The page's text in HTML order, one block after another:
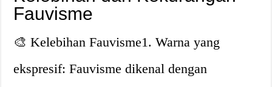
Fauvisme
🎨 Kelebihan Fauvisme1. Warna yang
ekspresif: Fauvisme dikenal dengan